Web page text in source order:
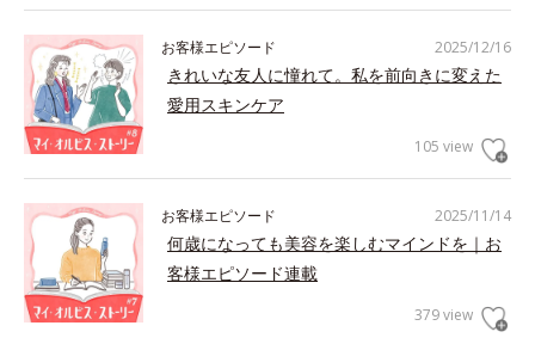
2025/12/16
お客様エピソード
きれいな友人に憧れて。私を前向きに変えた
愛用スキンケア
105 view
2025/11/14
お客様エピソード
何歳になっても美容を楽しむマインドを｜お
客様エピソード連載
379 view